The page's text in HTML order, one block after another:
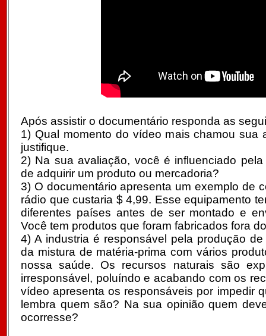
Após assistir o documentário responda as
1) Qual momento do vídeo mais chamou sua
justifique.
2) Na sua avaliação, você é influenciado
de adquirir um produto ou mercadoria?
3) O documentário apresenta um exemplo de
rádio que custaria $ 4,99. Esse equipamento
diferentes países antes de ser montado e
Você tem produtos que foram fabricados fora
4) A industria é responsável pela produção
da mistura de matéria-prima com vários
nossa saúde. Os recursos naturais são
irresponsável, poluíndo e acabando com os
vídeo apresenta os responsáveis por impedir
lembra quem são? Na sua opinião quem
ocorresse?